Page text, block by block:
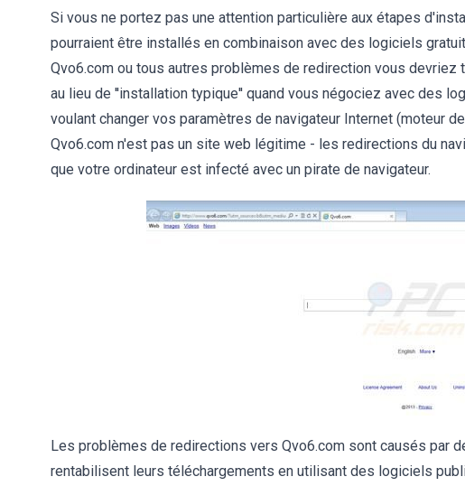
Si vous ne portez pas une attention particulière aux étapes
pourraient être installés en combinaison avec des logiciels
Qvo6.com ou tous autres problèmes de redirection vous
au lieu de ''installation typique'' quand vous négociez avec des
voulant changer vos paramètres de navigateur Internet (moteur
Qvo6.com n'est pas un site web légitime - les redirections du
que votre ordinateur est infecté avec un pirate de navigateur.
Les problèmes de redirections vers Qvo6.com sont causés par
rentabilisent leurs téléchargements en utilisant des logiciels